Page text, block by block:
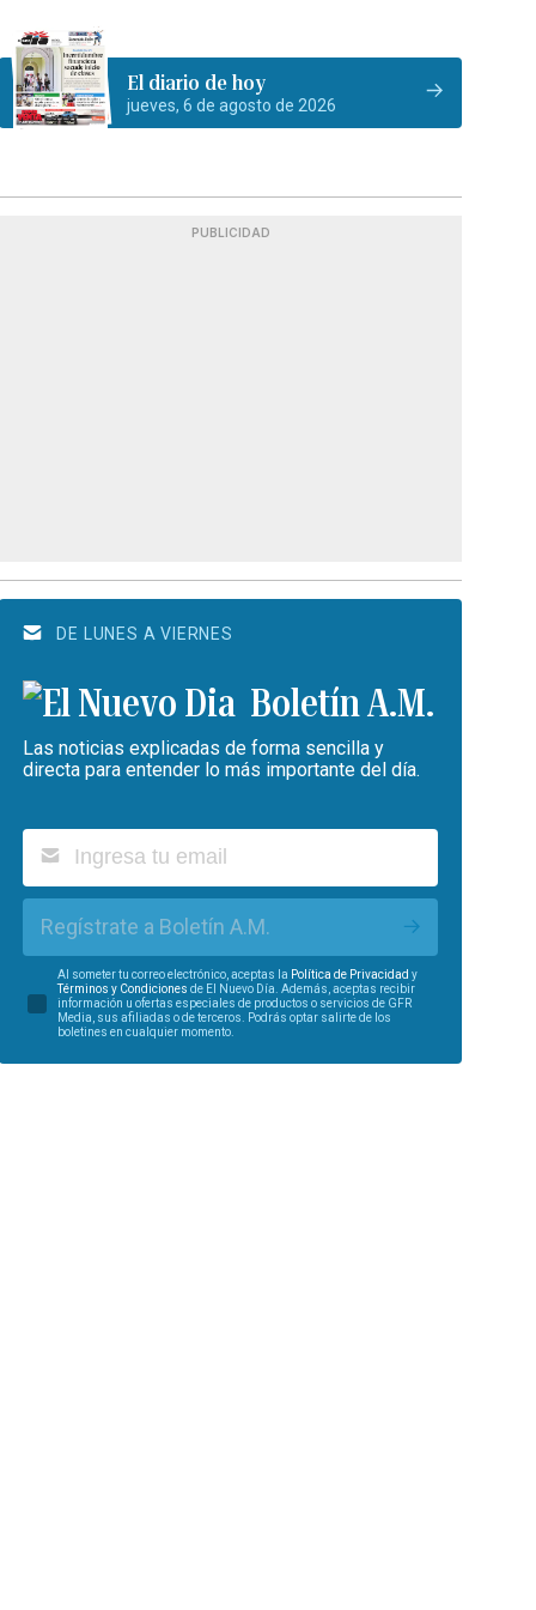
El diario de hoy
jueves, 6 de agosto de 2026
PUBLICIDAD
DE LUNES A VIERNES
Boletín A.M.
Las noticias explicadas de forma sencilla y
directa para entender lo más importante del día.
Regístrate a Boletín A.M.
Al someter tu correo electrónico, aceptas la Política de Privacidad y
Términos y Condiciones de El Nuevo Día. Además, aceptas recibir
información u ofertas especiales de productos o servicios de GFR
Media, sus afiliadas o de terceros. Podrás optar salirte de los
boletines en cualquier momento.